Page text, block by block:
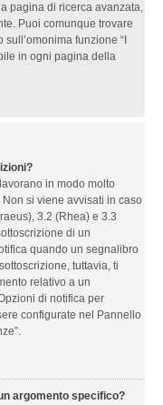
pagina di ricerca avanzata,
Puoi comunque trovare
funzione “I
in ogni pagina della
in modo molto
si viene avvisati in caso
3.2 (Rhea) e 3.3
di un
quando un segnalibro
tuttavia, ti
relativo a un
di notifica per
configurate nel Pannello
argomento specifico?